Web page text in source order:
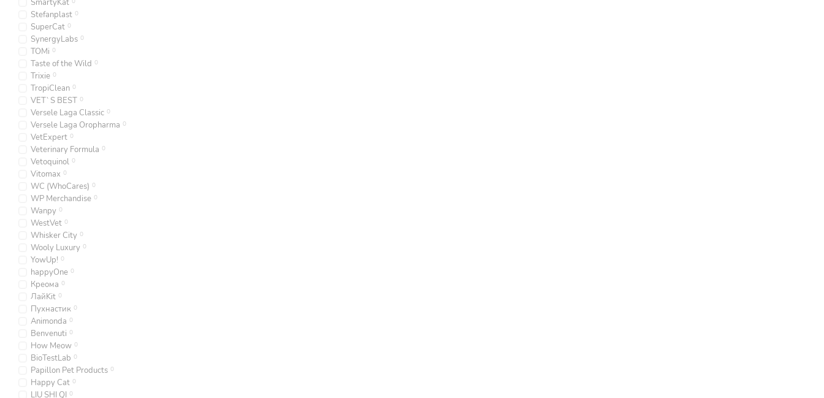
SmartyKat
Stefanplast 0
SuperCat 0
SynergyLabs 0
TOMi 0
Taste of the Wild 0
Trixie 0
TropiClean 0
VET`S BEST 0
Versele Laga Classic 0
Versele Laga Oropharma 0
VetExpert 0
Veterinary Formula 0
Vetoquinol 0
Vitomax 0
WC (WhoCares) 0
WP Merchandise 0
Wanpy 0
WestVet 0
Whisker City 0
Wooly Luxury 0
YowUp! 0
happyOne 0
Креома 0
ЛайKit 0
Пухнастик 0
Animonda 0
Benvenuti 0
How Meow 0
BioTestLab 0
Papillon Pet Products 0
Happy Cat 0
LIU SHI QI 0